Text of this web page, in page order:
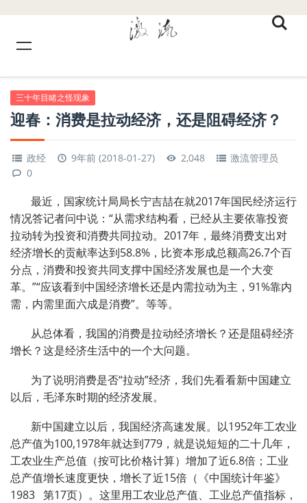
三十年目睹之怪现象
迎春：消费是拉动经济，还是阻碍经济？
政经 9年前 (2018-01-27) 2,048
激流管理员
0
最近，国家统计局局长宁吉喆在就2017年国民经济运行
情况答记者问中说：“从需求结构看，已经从主要依靠投资
拉动转为投资和消费共同拉动。2017年，最终消费支出对
经济增长的贡献率达到58.8%，比资本形成总额高26.7个百
分点，消费和投资共同支撑中国经济发展也是一个大变
革。”“应该看到中国经济增长还是内需拉动为主，91%靠内
需，内需里面六成是消费”。等等。
从总体看，我国的消费是拉动经济增长？还是阻碍经济
增长？这是经济生活中的一个大问题。
为了说明消费是否“拉动”经济，我们先看看新中国建立
以后，毛泽东时期的经济发展。
新中国建立以后，我国经济高速发展。以1952年工农业
总产值为100,1978年就达到779，就是说短短的二十几年，
工农业生产总值（按可比价格计算）增加了近6.8倍；工业
总产值增长速度更快，增长了近15倍（《中国统计年鉴》
1983 第17页）。这里用工农业总产值、工业总产值指标，